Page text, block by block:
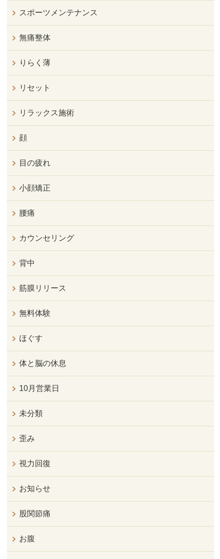
スポーツメンテナンス
無痛整体
りらく薄
リセット
リラックス施術
顔
目の疲れ
小顔矯正
腰痛
カウンセリング
背中
筋膜リリース
無料体験
ほぐす
体と脳の休息
10月営業日
未分類
歪み
視力回復
お知らせ
股関節痛
お腹